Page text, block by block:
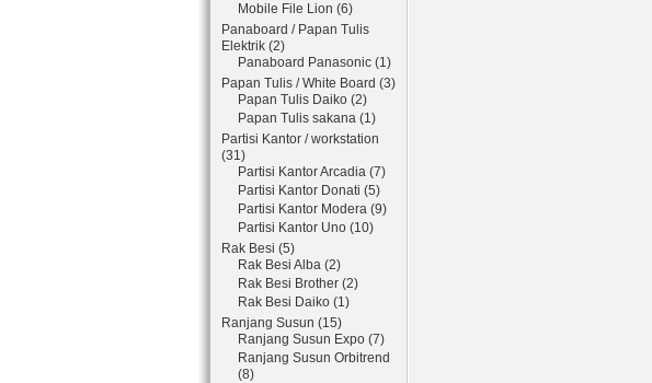
Mobile File Lion (6)
Panaboard / Papan Tulis
Elektrik (2)
Panaboard Panasonic (1)
Papan Tulis / White Board (3)
Papan Tulis Daiko (2)
Papan Tulis sakana (1)
Partisi Kantor / workstation
(31)
Partisi Kantor Arcadia (7)
Partisi Kantor Donati (5)
Partisi Kantor Modera (9)
Partisi Kantor Uno (10)
Rak Besi (5)
Rak Besi Alba (2)
Rak Besi Brother (2)
Rak Besi Daiko (1)
Ranjang Susun (15)
Ranjang Susun Expo (7)
Ranjang Susun Orbitrend
(8)